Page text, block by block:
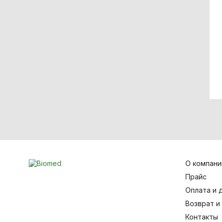
О
Прайс
Оплата и
Возврат
Контакты